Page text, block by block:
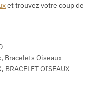
et trouvez votre coup de
, Bracelets Oiseaux
, BRACELET OISEAUX